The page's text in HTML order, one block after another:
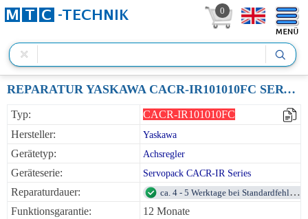
0
REPARATUR YASKAWA CACR-IR101010FC SERVOPACK 3-ACHSVERSTÄRKER 1.0KW 230VAC
Typ:
CACR-IR101010FC
Hersteller:
Yaskawa
Gerätetyp: Achsregler
Geräteserie: Servopack CACR-IR Series
Reparaturdauer:
ca. 4 - 5 Werktage bei Standardfehlern
Funktionsgarantie:
12 Monate